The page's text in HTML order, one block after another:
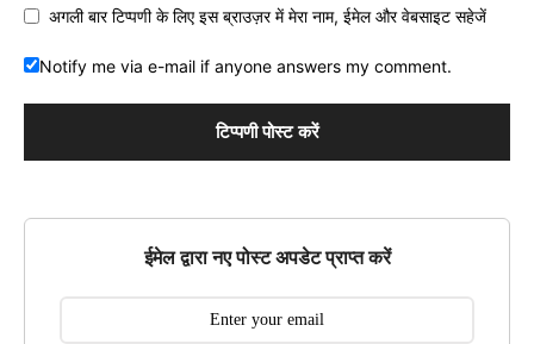
अगली बार टिप्पणी के लिए इस ब्राउज़र में मेरा नाम, ईमेल और वेबसाइट सहेजें
Notify me via e-mail if anyone answers my comment.
ईमेल द्वारा नए पोस्ट अपडेट प्राप्त करें